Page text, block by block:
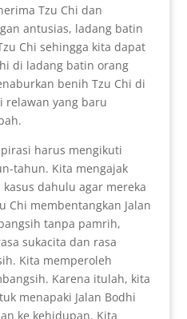
Tzu Chi dan
antusias, ladang batin
Chi sehingga kita dapat
di ladang batin orang
benih Tzu Chi di
yang baru
harus mengikuti
tahun. Kita mengajak
dahulu agar mereka
Chi membentangkan Jalan
tanpa pamrih,
sukacita dan rasa
Kita memperoleh
Karena itulah, kita
menapaki Jalan Bodhi
ke kehidupan. Kita